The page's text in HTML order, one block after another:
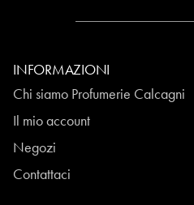
INFORMAZIONI
Chi siamo Profumerie Calcagni
Il mio account
Negozi
Contattaci